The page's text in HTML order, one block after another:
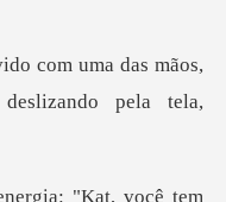
das mãos,